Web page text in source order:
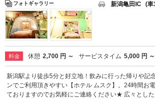
フォトギャラリー
新潟亀田IC (車
料金 休憩 2,700 円 ～ サービスタイム 5,000 円 ～
新潟駅より徒歩5分と好立地！飲みに行った帰りや記
ンでご利用頂きやすい【ホテル ムスク】。24時間お
ておりますのでお気軽にご連絡ください★ 広々とし